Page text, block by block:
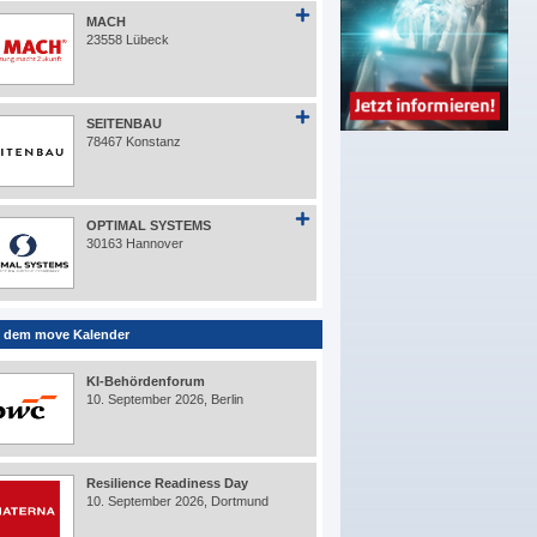
MACH
23558 Lübeck
SEITENBAU
78467 Konstanz
OPTIMAL SYSTEMS
30163 Hannover
dem move Kalender
KI-Behördenforum
10. September 2026, Berlin
Resilience Readiness Day
10. September 2026, Dortmund